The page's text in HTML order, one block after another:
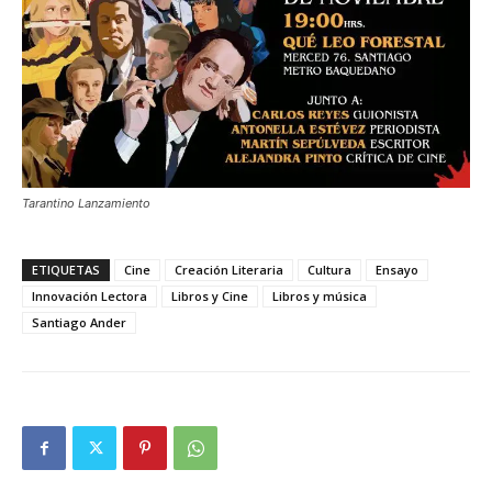
Tarantino Lanzamiento
ETIQUETAS Cine Creación Literaria Cultura
Ensayo
Innovación Lectora
Libros y Cine
Libros y música
Santiago Ander